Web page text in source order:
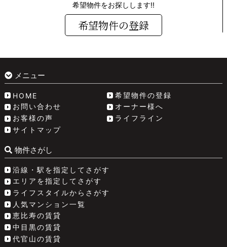
希望物件をお探しします!!
希望物件の登録
メニュー
HOME
希望物件の登録
お問い合わせ
オーナー様へ
お客様の声
ライフライン
サイトマップ
物件さがし
沿線・駅を指定してさがす
エリアを指定してさがす
ライフスタイルからさがす
人気マンション一覧
恵比寿の賃貸
中目黒の賃貸
代官山の賃貸